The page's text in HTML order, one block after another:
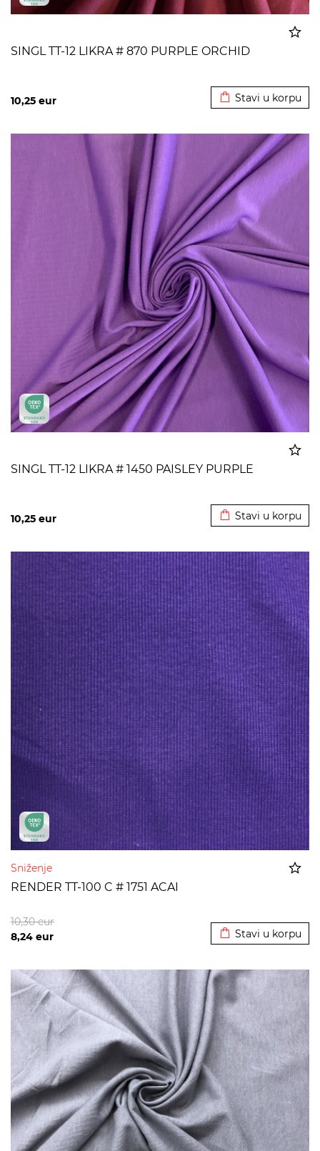
SINGL TT-12 LIKRA # 870 PURPLE ORCHID
10,25 eur Stavi u korpu
SINGL TT-12 LIKRA # 1450 PAISLEY PURPLE
10,25 eur Stavi u korpu
Sniženje
RENDER TT-100 C # 1751 ACAI
8,24 eur
10,30eur
Stavi u korpu